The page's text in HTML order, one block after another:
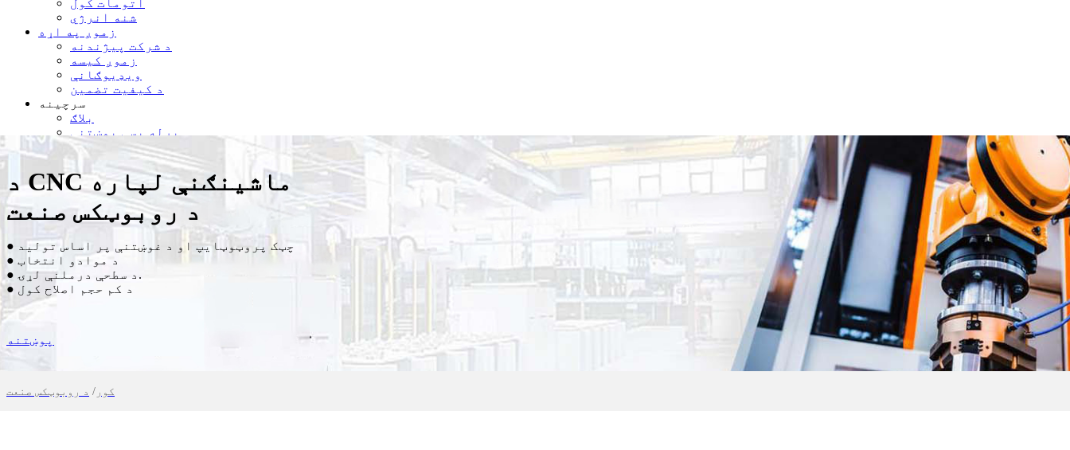
اتومات کول
شنه انرژي
زموږ په اړه
د شرکت پیژندنه
زموږ کیسه
ویډیوګانې
د کیفیت تضمین
سرچینه
بلاګ
پرله پسې پوښتنې
موږ سره اړیکه ونیسئ
د نرخ غوښتنه
English
د CNC ماشینګنې لپاره
د روبوټکس صنعت
● چټک پروټوټایپ او د غوښتنې پر اساس تولید
● د موادو انتخاب
● د سطحې درملنې لړۍ.
● د کم حجم اصلاح کول
پوښتنه
کور / د روبوټکس صنعت